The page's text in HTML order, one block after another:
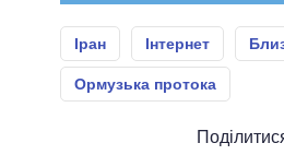
Іран Інтернет
Ормузька протока